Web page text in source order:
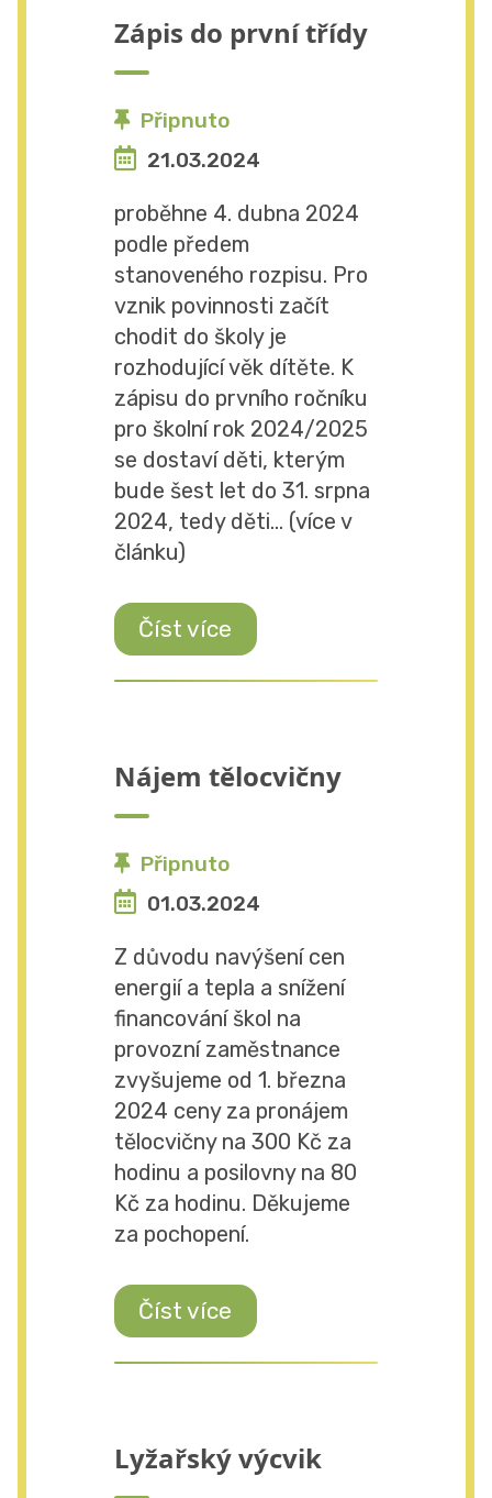
Zápis do první třídy
Připnuto
21.03.2024
proběhne 4. dubna 2024
podle předem
stanoveného rozpisu. Pro
vznik povinnosti začít
chodit do školy je
rozhodující věk dítěte. K
zápisu do prvního ročníku
pro školní rok 2024/2025
se dostaví děti, kterým
bude šest let do 31. srpna
2024, tedy děti... (více v
článku)
Číst více
Nájem tělocvičny
Připnuto
01.03.2024
Z důvodu navýšení cen
energií a tepla a snížení
financování škol na
provozní zaměstnance
zvyšujeme od 1. března
2024 ceny za pronájem
tělocvičny na 300 Kč za
hodinu a posilovny na 80
Kč za hodinu. Děkujeme
za pochopení.
Číst více
Lyžařský výcvik